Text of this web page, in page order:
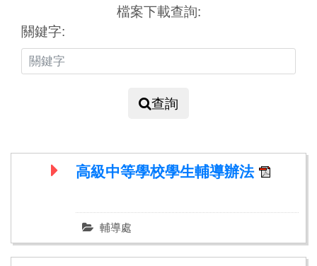
檔案下載查詢:
關鍵字:
查詢
高級中等學校學生輔導辦法
輔導處